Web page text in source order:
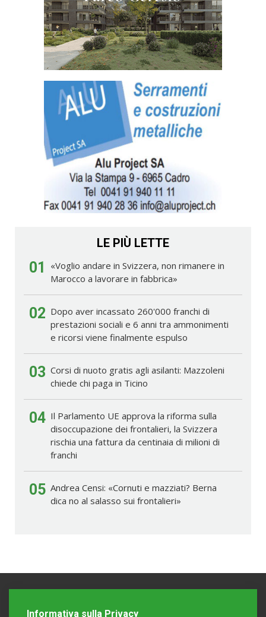
LE PIÙ LETTE
01
«Voglio andare in Svizzera, non rimanere in
Marocco a lavorare in fabbrica»
02 Dopo aver incassato 260'000 franchi di
prestazioni sociali e 6 anni tra ammonimenti
e ricorsi viene finalmente espulso
03 Corsi di nuoto gratis agli asilanti: Mazzoleni
chiede chi paga in Ticino
04 Il Parlamento UE approva la riforma sulla
disoccupazione dei frontalieri, la Svizzera
rischia una fattura da centinaia di milioni di
franchi
05 Andrea Censi: «Cornuti e mazziati? Berna
dica no al salasso sui frontalieri»
Informativa sulla Privacy